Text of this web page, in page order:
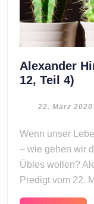
Alexander
12, Teil 4)
12,
Teil
4)
22. März 2020
Wenn unser Leben von der Gnade Gottes geprägt ist
– wie gehen wir
Übles wollen?
Predigt vom 22.